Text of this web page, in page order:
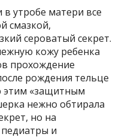
утробе матери все
смазкой,
сероватый секрет.
кожу ребенка
прохождение
рождения тельце
этим «защитным
нежно обтирала
но на
и